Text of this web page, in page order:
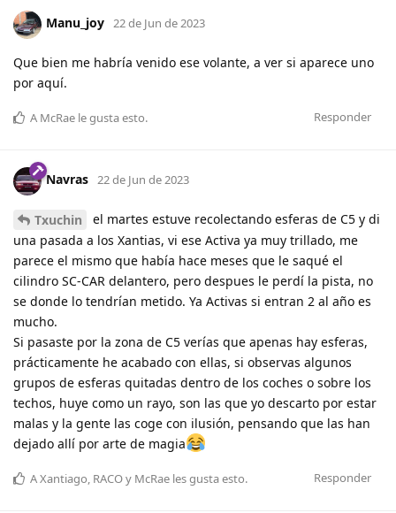
Manu_joy 22 de Jun de 2023
Que bien me habría venido ese volante, a ver si aparece uno
por aquí.
Responder
A McRae le gusta esto.
Navras 22 de Jun de 2023
Txuchin
el martes estuve recolectando esferas de C5 y di
una pasada a los Xantias, vi ese Activa ya muy trillado, me
parece el mismo que había hace meses que le saqué el
cilindro SC-CAR delantero, pero despues le perdí la pista, no
se donde lo tendrían metido. Ya Activas si entran 2 al año es
mucho.
Si pasaste por la zona de C5 verías que apenas hay esferas,
prácticamente he acabado con ellas, si observas algunos
grupos de esferas quitadas dentro de los coches o sobre los
techos, huye como un rayo, son las que yo descarto por estar
malas y la gente las coge con ilusión, pensando que las han
dejado allí por arte de magia
Responder
AXantiago, RACOy McRae les gusta esto.